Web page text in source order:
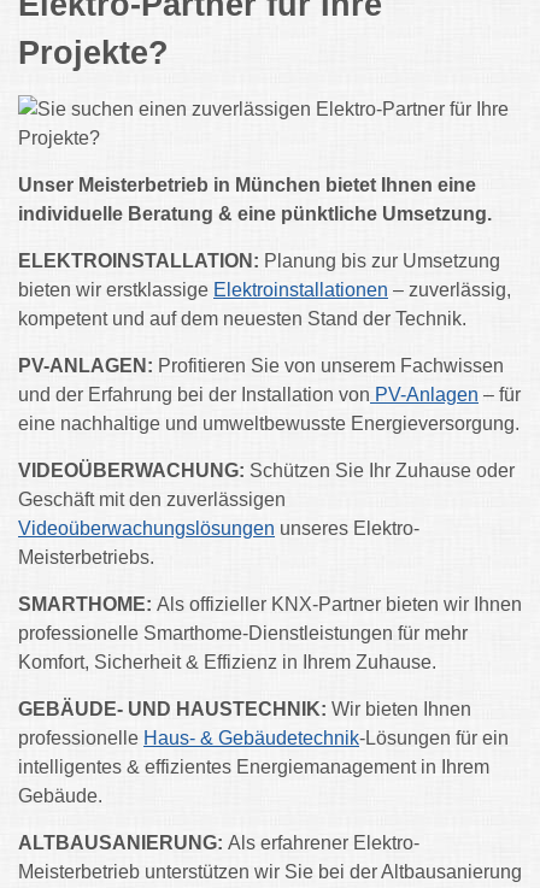
Projekte?
Unser Meisterbetrieb in München bietet Ihnen eine
individuelle Beratung & eine pünktliche Umsetzung.
ELEKTROINSTALLATION: Planung bis zur Umsetzung
bieten wir erstklassige Elektroinstallationen – zuverlässig,
kompetent und auf dem neuesten Stand der Technik.
PV-ANLAGEN: Profitieren Sie von unserem Fachwissen
und der Erfahrung bei der Installation von PV-Anlagen – für
eine nachhaltige und umweltbewusste Energieversorgung.
VIDEOÜBERWACHUNG: Schützen Sie Ihr Zuhause oder
Geschäft mit den zuverlässigen
Videoüberwachungslösungen unseres Elektro-
Meisterbetriebs.
SMARTHOME: Als offizieller KNX-Partner bieten wir Ihnen
professionelle Smarthome-Dienstleistungen für mehr
Komfort, Sicherheit & Effizienz in Ihrem Zuhause.
GEBÄUDE- UND HAUSTECHNIK: Wir bieten Ihnen
professionelle Haus- & Gebäudetechnik-Lösungen für ein
intelligentes & effizientes Energiemanagement in Ihrem
Gebäude.
ALTBAUSANIERUNG: Als erfahrener Elektro-
Meisterbetrieb unterstützen wir Sie bei der Altbausanierung